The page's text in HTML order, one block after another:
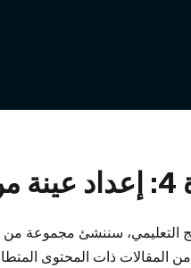
التعليمي، سننشئ مجموعة من
المقالات ذات المحتوى